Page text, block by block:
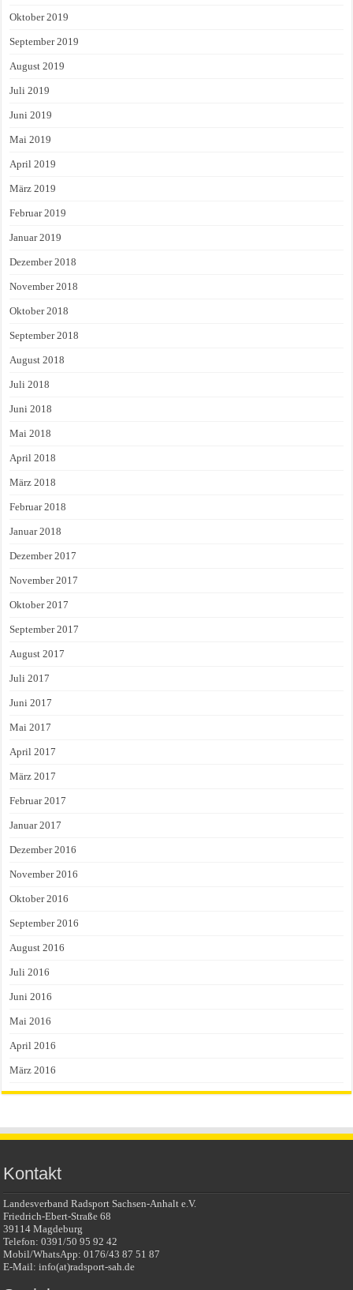
Oktober 2019
September 2019
August 2019
Juli 2019
Juni 2019
Mai 2019
April 2019
März 2019
Februar 2019
Januar 2019
Dezember 2018
November 2018
Oktober 2018
September 2018
August 2018
Juli 2018
Juni 2018
Mai 2018
April 2018
März 2018
Februar 2018
Januar 2018
Dezember 2017
November 2017
Oktober 2017
September 2017
August 2017
Juli 2017
Juni 2017
Mai 2017
April 2017
März 2017
Februar 2017
Januar 2017
Dezember 2016
November 2016
Oktober 2016
September 2016
August 2016
Juli 2016
Juni 2016
Mai 2016
April 2016
März 2016
Kontakt
Landesverband Radsport Sachsen-Anhalt e.V.
Friedrich-Ebert-Straße 68
39114 Magdeburg
Telefon: 0391/50 95 92 42
Mobil/WhatsApp: 0176/43 87 51 87
E-Mail: info(at)radsport-sah.de